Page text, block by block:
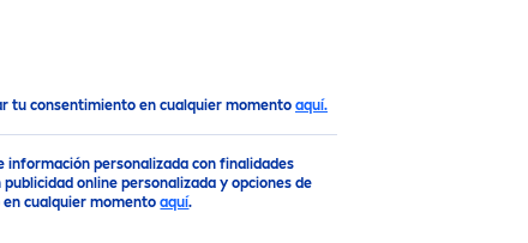
tu consentimiento en cualquier momento aquí.
información personalizada con finalidades
online personalizada y opciones de
en cualquier momentoaquí.